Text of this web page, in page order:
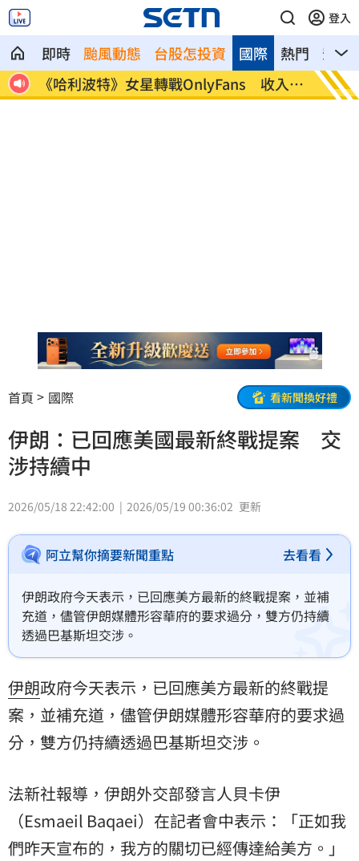
登入
即時 颱風動態 台股怎投資 熱門 影音
國際
曝
逛逢甲偷拍女子 30歲日籍男被逮倉皇逃
姜厚
言
首頁 國際 看新聞換好禮
伊朗：已回應美國最新終戰提案 交
涉持續中
2026/05/18 22:42:00 2026/05/19 00:36:02 更新
阿立幫你摘要新聞重點 去看看
伊朗政府今天表示，已回應美方最新的終戰提案，並補
充道，儘管伊朗媒體形容華府的要求過分，雙方仍持續
透過巴基斯坦交涉。
伊朗政府今天表示，已回應美方最新的終戰提
案，並補充道，儘管伊朗媒體形容華府的要求過
分，雙方仍持續透過巴基斯坦交涉。
法新社報導，伊朗外交部發言人貝卡伊
（Esmaeil Baqaei）在記者會中表示：「正如我
們昨天宣布的，我方的關切已經傳達給美方。」